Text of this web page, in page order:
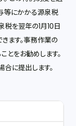
等にかかる源泉税
税を翌年の1月10日
ます。事務作業の
とをお勧めします。
に提出します。